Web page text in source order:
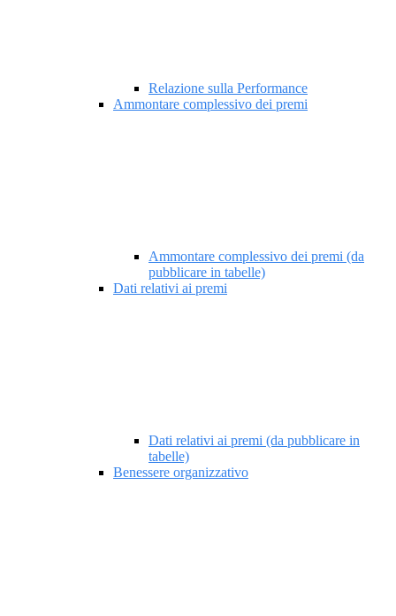
Relazione sulla Performance
Ammontare complessivo dei premi
Ammontare complessivo dei premi (da
pubblicare in tabelle)
Dati relativi ai premi
Dati relativi ai premi (da pubblicare in
tabelle)
Benessere organizzativo